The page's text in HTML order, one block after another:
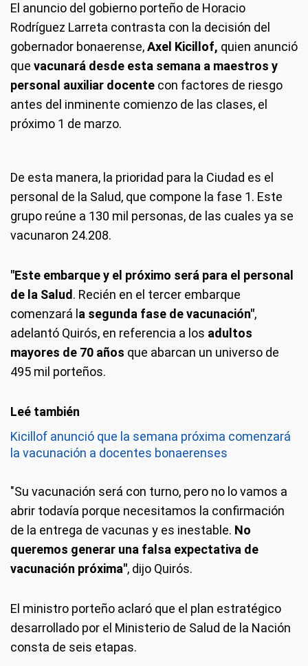
El anuncio del gobierno porteño de Horacio
Rodríguez Larreta contrasta con la decisión del
gobernador bonaerense,Axel Kicillof, quien anunció
que vacunará desde esta semana a maestros y
personal auxiliar docente con factores de riesgo
antes del inminente comienzo de las clases, el
próximo 1 de marzo.
De esta manera, la prioridad para la Ciudad es el
personal de la Salud, que compone la fase 1. Este
grupo reúne a 130 mil personas, de las cuales ya se
vacunaron 24.208.
"Este embarque y el próximo será para el personal
de la Salud . Recién en el tercer embarque
comenzará l a segunda fase de vacunación",
adelantó Quirós, en referencia a los adultos
mayores de 70 años que abarcan un universo de
495 mil porteños.
Kicillof anunció que la semana próxima comenzará
la vacunación a docentes bonaerenses
"Su vacunación será con turno, pero no lo vamos a
abrir todavía porque necesitamos la confirmación
de la entrega de vacunas y es inestable. No
queremos generar una falsa expectativa de
vacunación próxima", dijo Quirós.
El ministro porteño aclaró que el plan estratégico
desarrollado por el Ministerio de Salud de la Nación
consta de seis etapas.